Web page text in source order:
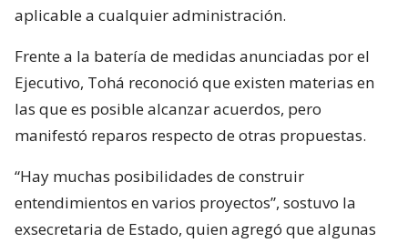
aplicable a cualquier administración.
Frente a la batería de medidas anunciadas por el
Ejecutivo, Tohá reconoció que existen materias en
las que es posible alcanzar acuerdos, pero
manifestó reparos respecto de otras propuestas.
“Hay muchas posibilidades de construir
entendimientos en varios proyectos”, sostuvo la
exsecretaria de Estado, quien agregó que algunas